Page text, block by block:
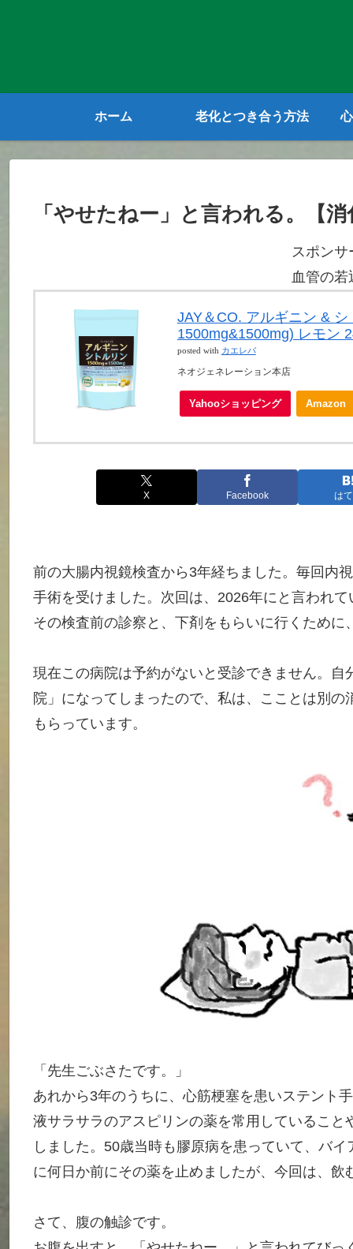
ホーム 老化とつき合う方法
「やせたねー」と言われる。【消
スポンサ
血管の若
JAY＆CO. アルギニン &
1500mg&1500mg) レモン
posted with カエレバ
ネオジェネレーション本店
Yahooショッピング Amazon
X Facebook は
前の大腸内視鏡検査から3年経ちました。毎回内
手術を受けました。次回は、2026年にと言われ
その検査前の診察と、下剤をもらいに行くために
現在この病院は予約がないと受診できません。
院」になってしまったので、私は、こことは別
もらっています。
「先生ごぶさたです。」
あれから3年のうちに、心筋梗塞を患いステント
液サラサラのアスピリンの薬を常用しているこ
しました。50歳当時も膠原病を患っていて、バ
に何日か前にその薬を止めましたが、今回は、飲
さて、腹の触診です。